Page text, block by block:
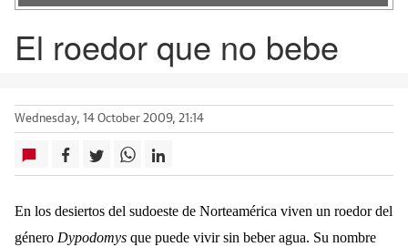
El roedor que no bebe
Wednesday, 14 October 2009, 21:14
En los desiertos del sudoeste de Norteamérica viven un roedor del
género Dypodomys que puede vivir sin beber agua. Su nombre